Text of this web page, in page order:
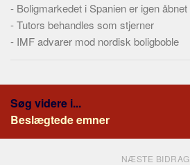
- Boligmarkedet i Spanien er igen åbnet
-Tutors behandles som stjerner
- IMF advarer mod nordisk boligboble
Søg videre i...
Beslægtede emner
NÆSTE BIDRAG